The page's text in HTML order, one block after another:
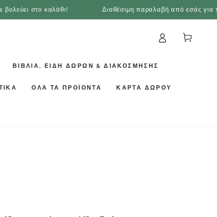
στο καλάθι! Διαθέσιμη παραλαβή από εσάς για τη
ΒΙΒΛΊΑ, ΕΊΔΗ ΔΏΡΩΝ & ΔΙΑΚΌΣΜΗΣΗΣ
ΌΛΑ ΤΑ ΠΡΟΪΌΝΤΑ ΚΆΡΤΑ ΔΏΡΟΥ
Καλάθι